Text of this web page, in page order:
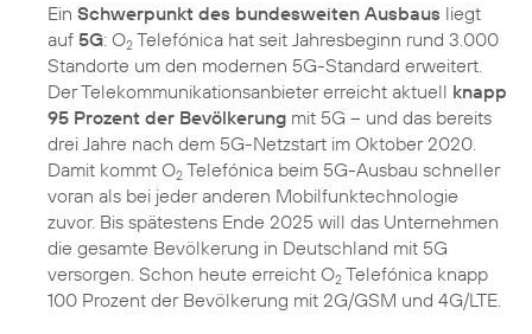
Ein Schwerpunkt des bundesweiten Ausbaus liegt
auf 5G: O2 Telefónica hat seit Jahresbeginn rund 3.000
Standorte um den modernen 5G-Standard erweitert.
Der Telekommunikations­anbieter erreicht aktuell knapp
95 Prozent der Bevölkerung mit 5G – und das bereits
drei Jahre nach dem 5G-Netzstart im Oktober 2020.
Damit kommt O2 Telefónica beim 5G-Ausbau schneller
voran als bei jeder anderen Mobilfunktechnologie
zuvor. Bis spätestens Ende 2025 will das Unternehmen
die gesamte Bevölkerung in Deutschland mit 5G
versorgen. Schon heute erreicht O2 Telefónica knapp
100 Prozent der Bevölkerung mit 2G/GSM und 4G/LTE.